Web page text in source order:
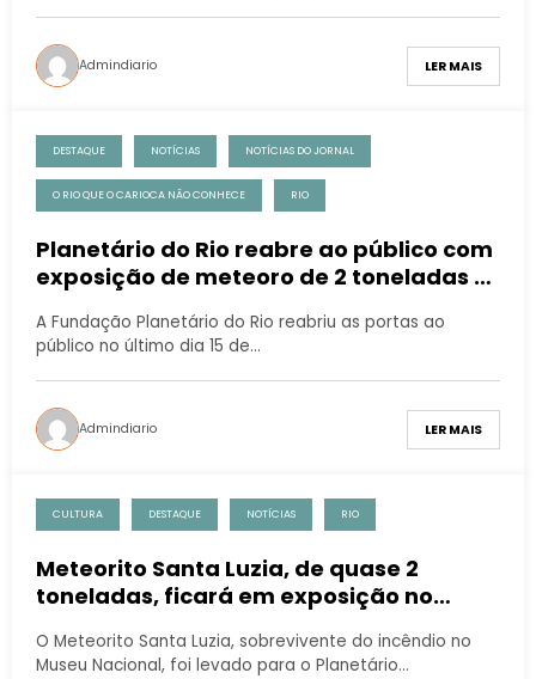
Admindiario LER MAIS
DESTAQUE NOTÍCIAS NOTÍCIAS DO JORNAL
O RIO QUE O CARIOCA NÃO CONHECE RIO
Planetário do Rio reabre ao público com
exposição de meteoro de 2 toneladas e
A Fundação Planetário do Rio reabriu as portas ao
público no último dia 15 de…
Admindiario LER MAIS
CULTURA DESTAQUE NOTÍCIAS RIO
Meteorito Santa Luzia, de quase 2
toneladas, ficará em exposição no
O Meteorito Santa Luzia, sobrevivente do incêndio no
Museu Nacional, foi levado para o Planetário…